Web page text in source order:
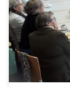
bonne tasse.
ans Où ? Au
personnes à